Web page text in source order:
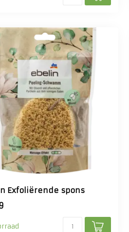
Exfoliërende spons